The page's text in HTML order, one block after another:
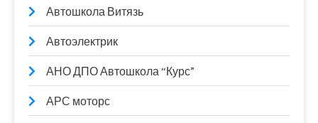
Автошкола Витязь
Автоэлектрик
АНО ДПО Автошкола “Курс”
АРС моторс